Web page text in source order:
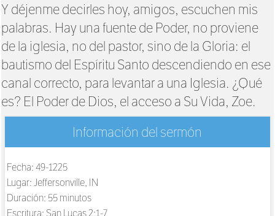
Y déjenme decirles hoy, amigos, escuchen mis
palabras. Hay una fuente de Poder, no proviene
de la iglesia, no del pastor, sino de la Gloria: el
bautismo del Espíritu Santo descendiendo en ese
canal correcto, para levantar a una Iglesia. ¿Qué
es? El Poder de Dios, el acceso a Su Vida, Zoe.
Información del sermón
Fecha: 49-1225
Lugar: Jeffersonville, IN
Duración: 55 minutos
Escritura: San Lucas 2:1-7